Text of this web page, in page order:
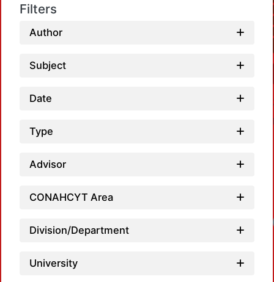
Filters
Author
Subject
Date
Type
Advisor
CONAHCYT Area
Division/Department
University